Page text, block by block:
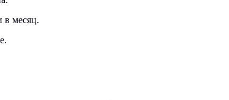
в месяц.